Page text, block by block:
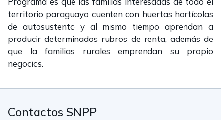
territorio paraguayo cuenten con huertas hortícolas
de autosustento y al mismo tiempo aprendan a
producir determinados rubros de renta, además de
que la familias rurales emprendan su propio
negocios.
Contactos SNPP